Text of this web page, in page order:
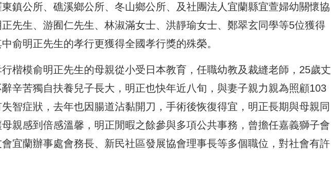
鎮公所、礁溪鄉公所、冬山鄉公所、及社團法人宜蘭縣宜萱婦幼關懷協
先生、游囿仁先生、林淑滿女士、洪靜瑜女士、鄭翠玄同學等5位獲得
俞明正先生的孝行更獲得全國孝行獎的殊榮。
楷模俞明正先生的母親從小受日本教育，任職幼教及裁縫老師，25歲丈
辛苦獨自扶養兒子長大，明正也快年近八旬，與妻子親力親為照顧103
智症狀，去年也因腸道沾黏開刀，手術後恢復得宜，明正長期與母親同
親感到倍感溫馨，明正閒暇之餘參與多項公共事務，曾擔任嘉義獅子會
宜蘭辦事處會務長、新民社區發展協會理事長等多個職位，對社會有許